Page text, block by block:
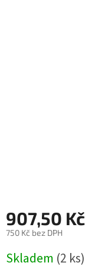
907,50 Kč
750 Kč bez DPH
cena:
Skladem (2 ks)